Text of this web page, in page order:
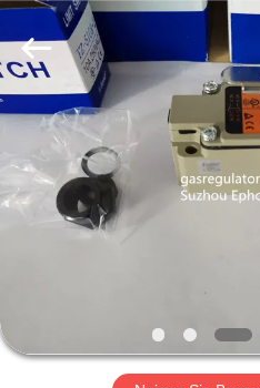
ZU
HAUSE
PRODUKTE
UNS
Automation
Co.,
Ltd..
All
Rights
Reserved.